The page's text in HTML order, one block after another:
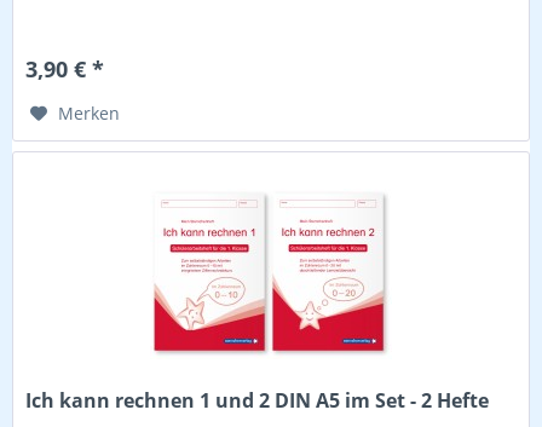
3,90 € *
Merken
Ich kann rechnen 1 und 2 DIN A5 im Set - 2 Hefte